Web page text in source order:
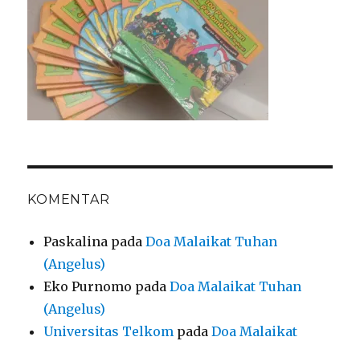
KOMENTAR
Paskalina padaDoa Malaikat Tuhan
(Angelus)
Eko Purnomo padaDoa Malaikat Tuhan
(Angelus)
Universitas Telkom padaDoa Malaikat